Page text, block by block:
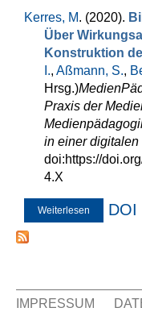
Kerres, M. (2020).
Über
Konstruktion
I., Aßmann, S.,
Hrsg.)
Praxis der
in einer digitalen
doi:https://
4.X
Weiterlesen überDOI
IMPRESSUM